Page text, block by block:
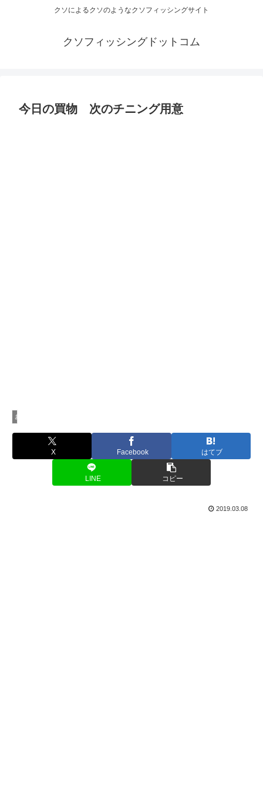
クソによるクソのようなクソフィッシングサイト
クソフィッシングドットコム
今日の買物 次のチニング用意
お買い物
X Facebook はてブ
LINE コピー
2019.03.08